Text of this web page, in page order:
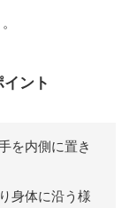
ント
を内側に置き
身体に沿う様